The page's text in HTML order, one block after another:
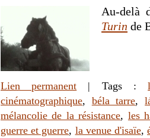
Au-delà
Turin de
Lien permanent | Tags :
cinématographique, béla tarre,
mélancolie de la résistance, les
guerre et guerre, la venue d'isaïe,